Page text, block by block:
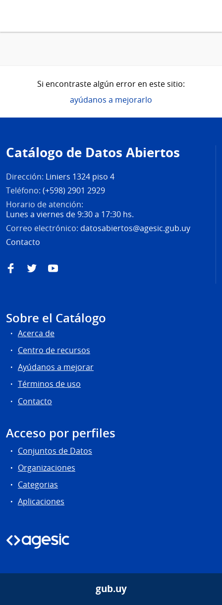
Si encontraste algún error en este sitio:
ayúdanos a mejorarlo
de
página
Catálogo de Datos Abiertos
Dirección: Liniers 1324 piso 4
Teléfono: (+598) 2901 2929
Horario de atención:
Lunes a viernes de 9:30 a 17:30 hs.
Correo electrónico: datosabiertos@agesic.gub.uy
Contacto
FacebookTwitterYouTube
Sobre el Catálogo
Acerca de
Centro de recursos
Ayúdanos a mejorar
Términos de uso
Contacto
Acceso por perfiles
Conjuntos de Datos
Organizaciones
Categorias
Aplicaciones
gub.uy